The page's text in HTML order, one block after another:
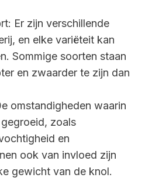
Er zijn verschillende
en elke variëteit kan
Sommige soorten staan
en zwaarder te zijn dan
omstandigheden waarin
zoals
en
ook van invloed zijn
gewicht van de knol.